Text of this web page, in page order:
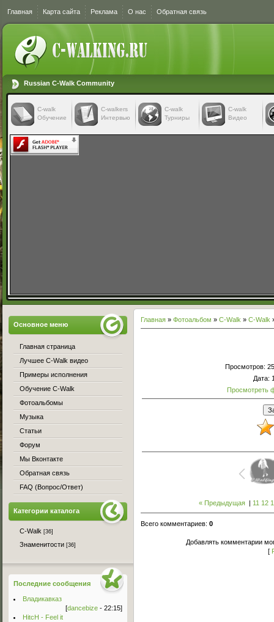
Главная Карта сайта Реклама О нас Обратная связь
Russian C-Walk Community
C-walk
Обучение
C-walkers
Интервью
С-walk
Турниры
С-walk
Видео
Главная » Фотоальбом » С-Walk » C-Walk
Просмотров:
Дата:
Просмотреть
« Предыдущая 11 12
Всего комментариев: 0
Добавлять комментарии
[
Основное меню
Главная страница
Лучшее C-Walk видео
Примеры исполнения
Обучение C-Walk
Фотоальбомы
Музыка
Статьи
Форум
Мы Вконтакте
Обратная связь
FAQ (Вопрос/Ответ)
Категории каталога
C-Walk [36]
Знаменитости [36]
Последние сообщения
Владикавказ
[dancebize - 22:15]
HitcH - Feel it